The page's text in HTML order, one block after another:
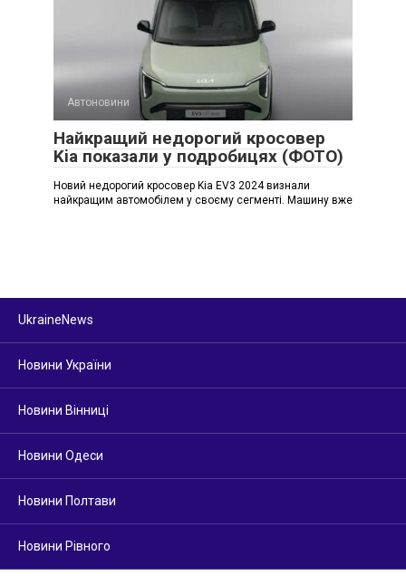
Автоновини
Найкращий недорогий кросовер
Kia показали у подробицях (ФОТО)
Новий недорогий кросовер Kia EV3 2024 визнали
найкращим автомобілем у своєму сегменті. Машину вже
UkraineNews
Новини України
Новини Вінниці
Новини Одеси
Новини Полтави
Новини Рівного